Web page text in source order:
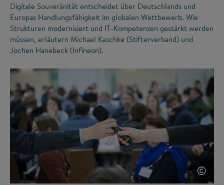
Digitale Souveränität entscheidet über Deutschlands und
Europas Handlungsfähigkeit im globalen Wettbewerb. Wie
Strukturen modernisiert und IT-Kompetenzen gestärkt werden
müssen, erläutern Michael Kaschke (Stifterverband) und
Jochen Hanebeck (Infineon).
©